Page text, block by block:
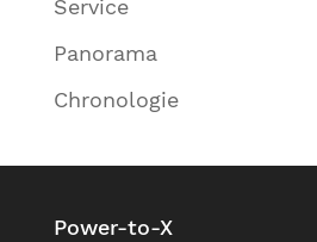
Service
Panorama
Chronologie
Power-to-X